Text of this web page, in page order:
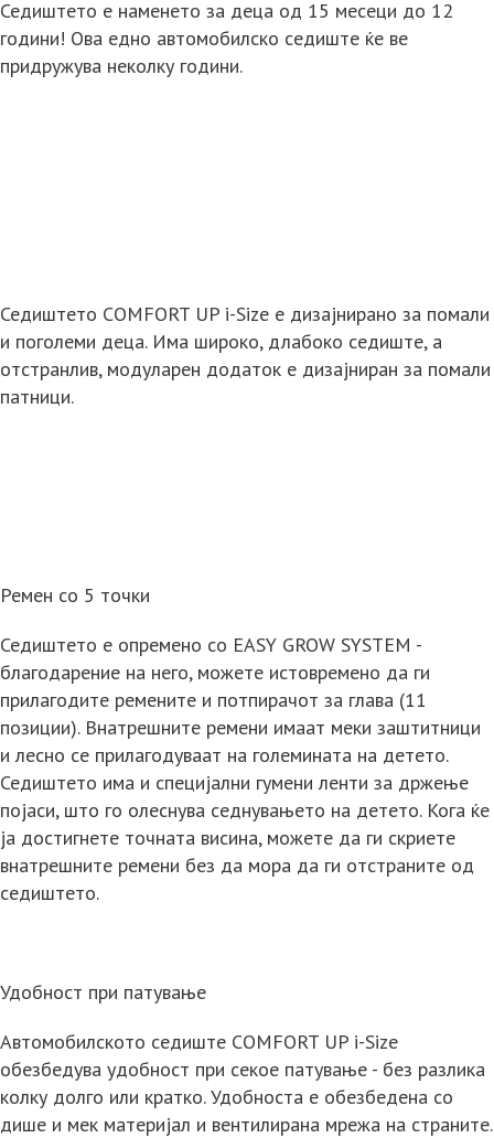
Седиштето е наменето за деца од 15 месеци до 12
години! Ова едно автомобилско седиште ќе ве
придружува неколку години.
Седиштето COMFORT UP i-Size е дизајнирано за помали
и поголеми деца. Има широко, длабоко седиште, а
отстранлив, модуларен додаток е дизајниран за помали
патници.
Ремен со 5 точки
Седиштето е опремено со EASY GROW SYSTEM -
благодарение на него, можете истовремено да ги
прилагодите ремените и потпирачот за глава (11
позиции). Внатрешните ремени имаат меки заштитници
и лесно се прилагодуваат на големината на детето.
Седиштето има и специјални гумени ленти за држење
појаси, што го олеснува седнувањето на детето. Кога ќе
ја достигнете точната висина, можете да ги скриете
внатрешните ремени без да мора да ги отстраните од
седиштето.
Удобност при патување
Автомобилското седиште COMFORT UP i-Size
обезбедува удобност при секое патување - без разлика
колку долго или кратко. Удобноста е обезбедена со
дише и мек материјал и вентилирана мрежа на страните.